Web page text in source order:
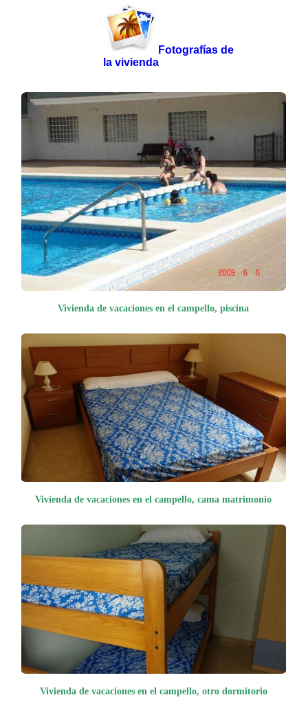
Fotografías de
la vivienda
Vivienda de vacaciones en el campello, piscina
Vivienda de vacaciones en el campello, cama matrimonio
Vivienda de vacaciones en el campello, otro dormitorio